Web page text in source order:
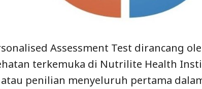
Assessment Test dirancang
terkemuka di Nutrilite Health
penilian menyeluruh pertama